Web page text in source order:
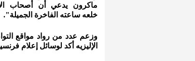
ماكرون يدعي أن أصحاب
خلعه ساعته الفاخرة الجميلة".
الإليزيه أكد لوسائل إعلام فرنسية